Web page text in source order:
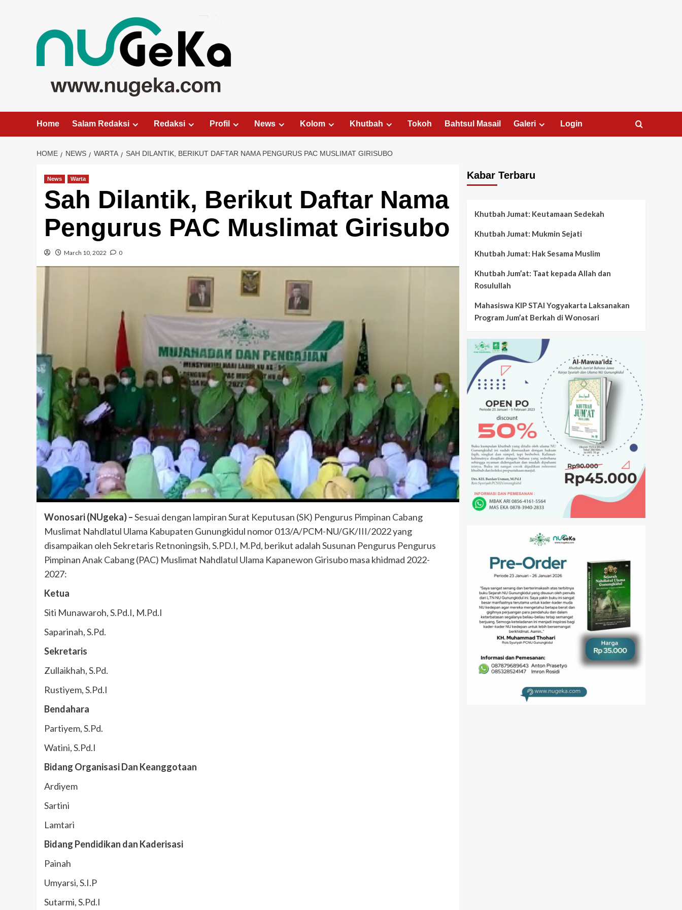
Home Salam Redaksi Redaksi Profil News Kolom Khutbah Tokoh Bahtsul Masail Galeri Login
HOME NEWS WARTA SAH DILANTIK, BERIKUT DAFTAR NAMA PENGURUS PAC MUSLIMAT GIRISUBO
News Warta
Sah Dilantik, Berikut Daftar Nama
Pengurus PAC Muslimat Girisubo
March 10, 2022 0
Wonosari (NUgeka) –Sesuai dengan lampiran Surat Keputusan (SK) Pengurus Pimpinan Cabang
Muslimat Nahdlatul Ulama Kabupaten Gunungkidul nomor 013/A/PCM-NU/GK/III/2022 yang
disampaikan oleh Sekretaris Retnoningsih, S.PD.I, M.Pd, berikut adalah Susunan Pengurus Pengurus
Pimpinan Anak Cabang (PAC) Muslimat Nahdlatul Ulama Kapanewon Girisubo masa khidmad 2022-
2027:
Ketua
Siti Munawaroh, S.Pd.I, M.Pd.I
Saparinah, S.Pd.
Sekretaris
Zullaikhah, S.Pd.
Rustiyem, S.Pd.I
Bendahara
Partiyem, S.Pd.
Watini, S.Pd.I
Bidang Organisasi Dan Keanggotaan
Ardiyem
Sartini
Lamtari
Bidang Pendidikan dan Kaderisasi
Painah
Umyarsi, S.I.P
Sutarmi, S.Pd.I
Kabar Terbaru
Khutbah Jumat: Keutamaan Sedekah
Khutbah Jumat: Mukmin Sejati
Khutbah Jumat: Hak Sesama Muslim
Khutbah Jum’at: Taat kepada Allah dan
Rosulullah
Mahasiswa KIP STAI Yogyakarta Laksanakan
Program Jum’at Berkah di Wonosari